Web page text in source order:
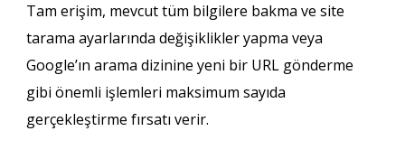
Tam erişim, mevcut tüm bilgilere bakma ve site
tarama ayarlarında değişiklikler yapma veya
Google’ın arama dizinine yeni bir URL gönderme
gibi önemli işlemleri maksimum sayıda
gerçekleştirme fırsatı verir.